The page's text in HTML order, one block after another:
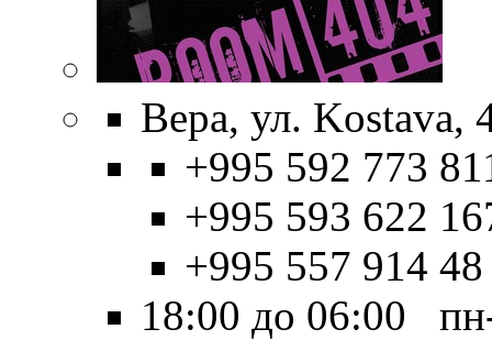
Вера, ул. Kostava,
+995 592 773
+995 593 622
+995 557 914 48
18:00 до 06:00